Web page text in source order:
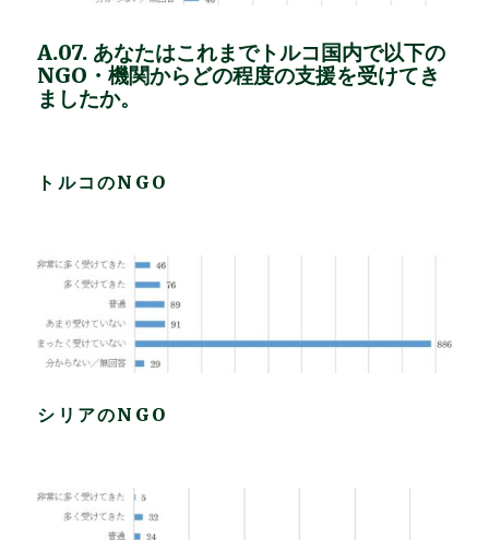
A.07. あなたはこれまでトルコ国内で以下の
NGO・機関からどの程度の支援を受けてき
ましたか。
トルコのNGO
シリアのNGO